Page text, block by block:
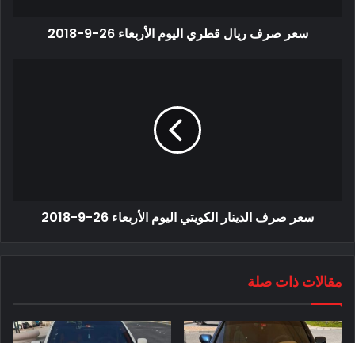
سعر صرف ريال قطري اليوم الأربعاء 26-9-2018
سعر صرف الدينار الكويتي اليوم الأربعاء 26-9-2018
مقالات ذات صلة